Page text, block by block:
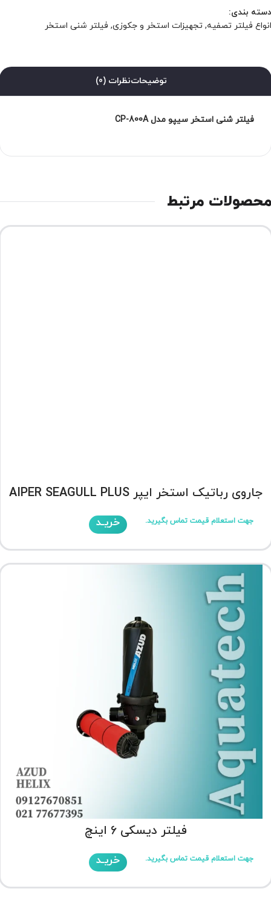
بندی:
فیلتر تصفیه, تجهیزات استخر و جکوزی, فیلتر شنی استخر
توضیحاتنظرات (0)
فیلتر شنی استخر سیپو مدل CP-800A
مرتبط
جاروی رباتیک استخر ایپر AIPER SEAGULL PLUS
جهت استعلام قیمت تماس بگیرید. خریـد
فیلتر دیسکی 6 اینچ
جهت استعلام قیمت تماس بگیرید. خریـد